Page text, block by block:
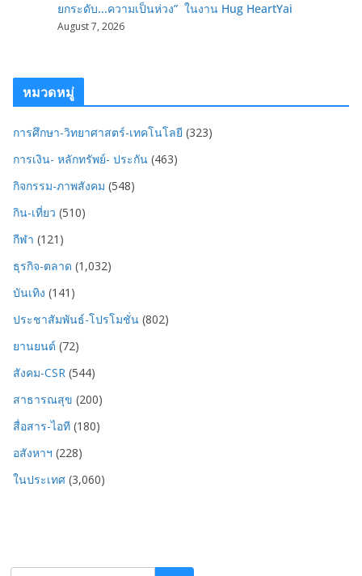
ยกระดับ...ความเป็นห่วง” ในงาน Hug HeartYai
August 7, 2026
หมวดหมู่
การศึกษา-วิทยาศาสตร์-เทคโนโลยี (323)
การเงิน- หลักทรัพย์- ประกัน (463)
กิจกรรม-ภาพสังคม (548)
กิน-เที่ยว (510)
กีฬา (121)
ธุรกิจ-ตลาด (1,032)
บันเทิง (141)
ประชาสัมพันธ์-โปรโมชั่น (802)
ยานยนต์ (72)
สังคม-CSR (544)
สาธารณสุข (200)
สื่อสาร-ไอที (180)
อสังหาฯ (228)
ในประเทศ (3,060)